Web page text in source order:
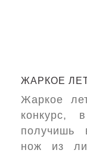
ЖАРКОЕ
Жаркое
конкурс,
получишь
нож из